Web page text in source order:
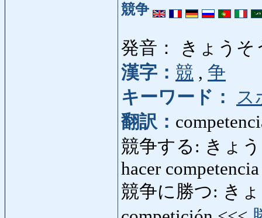
競争
発音： きょうそ
漢字： 競 , 争
キーワード：
ス
翻訳：
競争する: きょ
hacer
競争に勝つ: き